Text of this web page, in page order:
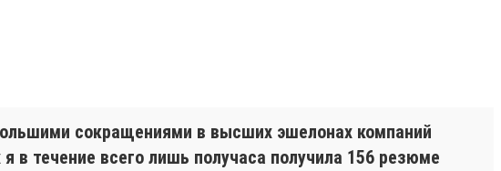
сокращениями в высших эшелонах компаний
в течение всего лишь получаса получила 156 резюме